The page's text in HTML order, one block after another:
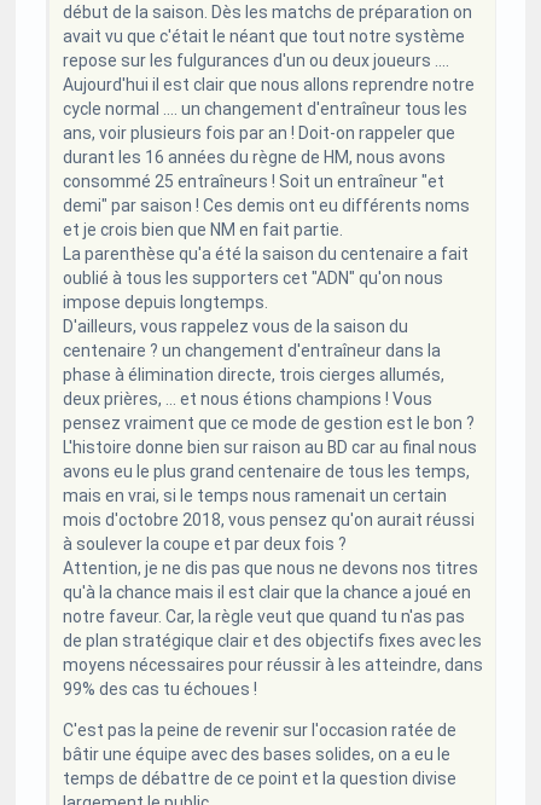
début de la saison. Dès les matchs de préparation on
avait vu que c'était le néant que tout notre système
repose sur les fulgurances d'un ou deux joueurs ....
Aujourd'hui il est clair que nous allons reprendre notre
cycle normal .... un changement d'entraîneur tous les
ans, voir plusieurs fois par an ! Doit-on rappeler que
durant les 16 années du règne de HM, nous avons
consommé 25 entraîneurs ! Soit un entraîneur "et
demi" par saison ! Ces demis ont eu différents noms
et je crois bien que NM en fait partie.
La parenthèse qu'a été la saison du centenaire a fait
oublié à tous les supporters cet "ADN" qu'on nous
impose depuis longtemps.
D'ailleurs, vous rappelez vous de la saison du
centenaire ? un changement d'entraîneur dans la
phase à élimination directe, trois cierges allumés,
deux prières, ... et nous étions champions ! Vous
pensez vraiment que ce mode de gestion est le bon ?
L'histoire donne bien sur raison au BD car au final nous
avons eu le plus grand centenaire de tous les temps,
mais en vrai, si le temps nous ramenait un certain
mois d'octobre 2018, vous pensez qu'on aurait réussi
à soulever la coupe et par deux fois ?
Attention, je ne dis pas que nous ne devons nos titres
qu'à la chance mais il est clair que la chance a joué en
notre faveur. Car, la règle veut que quand tu n'as pas
de plan stratégique clair et des objectifs fixes avec les
moyens nécessaires pour réussir à les atteindre, dans
99% des cas tu échoues !
C'est pas la peine de revenir sur l'occasion ratée de
bâtir une équipe avec des bases solides, on a eu le
temps de débattre de ce point et la question divise